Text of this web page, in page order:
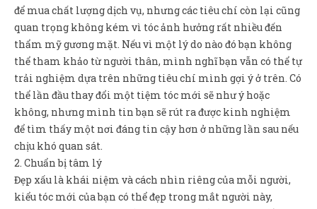
để mua chất lượng dịch vụ, nhưng các tiêu chí còn lại cũng
quan trọng không kém vì tóc ảnh hưởng rất nhiều đến
thẩm mỹ gương mặt. Nếu vì một lý do nào đó bạn không
thể tham khảo từ người thân, mình nghĩ bạn vẫn có thể tự
trải nghiệm dựa trên những tiêu chí mình gợi ý ở trên. Có
thể lần đầu thay đổi một tiệm tóc mới sẽ như ý hoặc
không, nhưng mình tin bạn sẽ rút ra được kinh nghiệm
để tìm thấy một nơi đáng tin cậy hơn ở những lần sau nếu
chịu khó quan sát.
2. Chuẩn bị tâm lý
Đẹp xấu là khái niệm và cách nhìn riêng của mỗi người,
kiểu tóc mới của bạn có thể đẹp trong mắt người này,